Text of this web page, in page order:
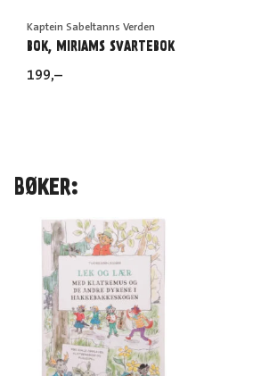
Kaptein Sabeltanns Verden
BOK, MIRIAMS SVARTEBOK
199,–
BØKER: